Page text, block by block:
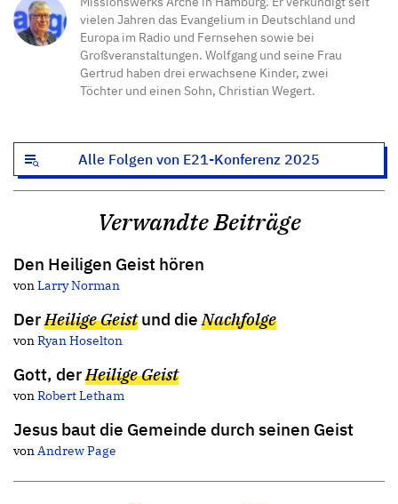
vielen Jahren das Evangelium in Deutschland und
Europa im Radio und Fernsehen sowie bei
Großveranstaltungen. Wolfgang und seine Frau
Gertrud haben drei erwachsene Kinder, zwei
Töchter und einen Sohn, Christian Wegert.
Alle Folgen von E21-Konferenz 2025
Verwandte Beiträge
Den Heiligen Geist hören
vonLarry Norman
DerHeilige Geistund dieNachfolge
vonRyan Hoselton
Gott, derHeilige Geist
vonRobert Letham
Jesus baut die Gemeinde durch seinen Geist
vonAndrew Page